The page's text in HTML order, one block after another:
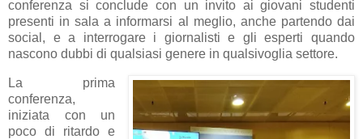
conferenza si conclude con un invito ai giovani studenti
presenti in sala a informarsi al meglio, anche partendo dai
social, e a interrogare i giornalisti e gli esperti quando
nascono dubbi di qualsiasi genere in qualsivoglia settore.
La prima
conferenza,
iniziata con un
poco di ritardo e